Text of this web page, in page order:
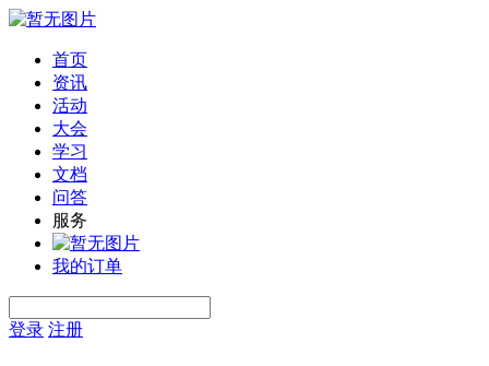
首页
资讯
活动
大会
学习
文档
问答
服务
我的订单
登录 注册